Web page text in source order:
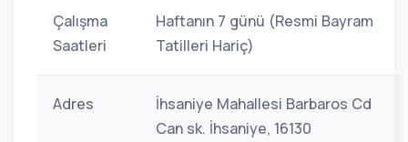
Çalışma
Saatleri
Haftanın 7 günü (Resmi Bayram
Tatilleri Hariç)
Adres
İhsaniye Mahallesi Barbaros Cd
Can sk. İhsaniye, 16130